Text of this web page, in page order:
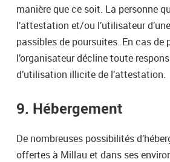
manière que ce soit. La personne
l’attestation et/ou l’utilisateur
passibles de poursuites. En cas de
l’organisateur décline toute
d’utilisation illicite de l’attestation.
9. Hébergement
De nombreuses possibilités
offertes à Millau et dans ses